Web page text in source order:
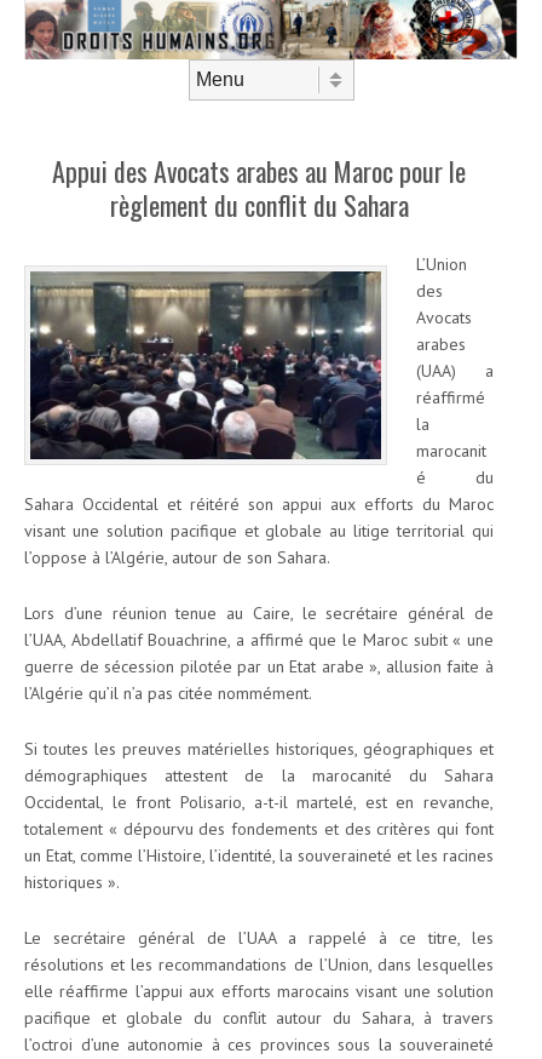
Appui des Avocats arabes au Maroc pour le
règlement du conflit du Sahara
L’Union
des
Avocats
arabes
(UAA) a
réaffirmé
la
marocanit
é du
Sahara Occidental et réitéré son appui aux efforts du Maroc
visant une solution pacifique et globale au litige territorial qui
l’oppose à l’Algérie, autour de son Sahara.
Lors d’une réunion tenue au Caire, le secrétaire général de
l’UAA, Abdellatif Bouachrine, a affirmé que le Maroc subit « une
guerre de sécession pilotée par un Etat arabe », allusion faite à
l’Algérie qu’il n’a pas citée nommément.
Si toutes les preuves matérielles historiques, géographiques et
démographiques attestent de la marocanité du Sahara
Occidental, le front Polisario, a-t-il martelé, est en revanche,
totalement « dépourvu des fondements et des critères qui font
un Etat, comme l’Histoire, l’identité, la souveraineté et les racines
historiques ».
Le secrétaire général de l’UAA a rappelé à ce titre, les
résolutions et les recommandations de l’Union, dans lesquelles
elle réaffirme l’appui aux efforts marocains visant une solution
pacifique et globale du conflit autour du Sahara, à travers
l’octroi d’une autonomie à ces provinces sous la souveraineté